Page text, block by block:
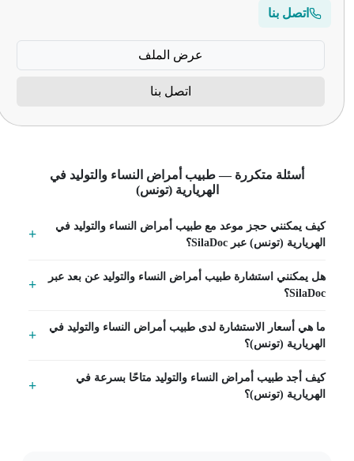
اتصل بنا
عرض الملف
اتصل بنا
أسئلة متكررة — طبيب أمراض النساء والتوليد في
الهريارية (تونس)
كيف يمكنني حجز موعد مع طبيب أمراض النساء والتوليد في
الهريارية (تونس) عبر SilaDoc؟
هل يمكنني استشارة طبيب أمراض النساء والتوليد عن بعد عبر
SilaDoc؟
ما هي أسعار الاستشارة لدى طبيب أمراض النساء والتوليد في
الهريارية (تونس)؟
كيف أجد طبيب أمراض النساء والتوليد متاحًا بسرعة في
الهريارية (تونس)؟